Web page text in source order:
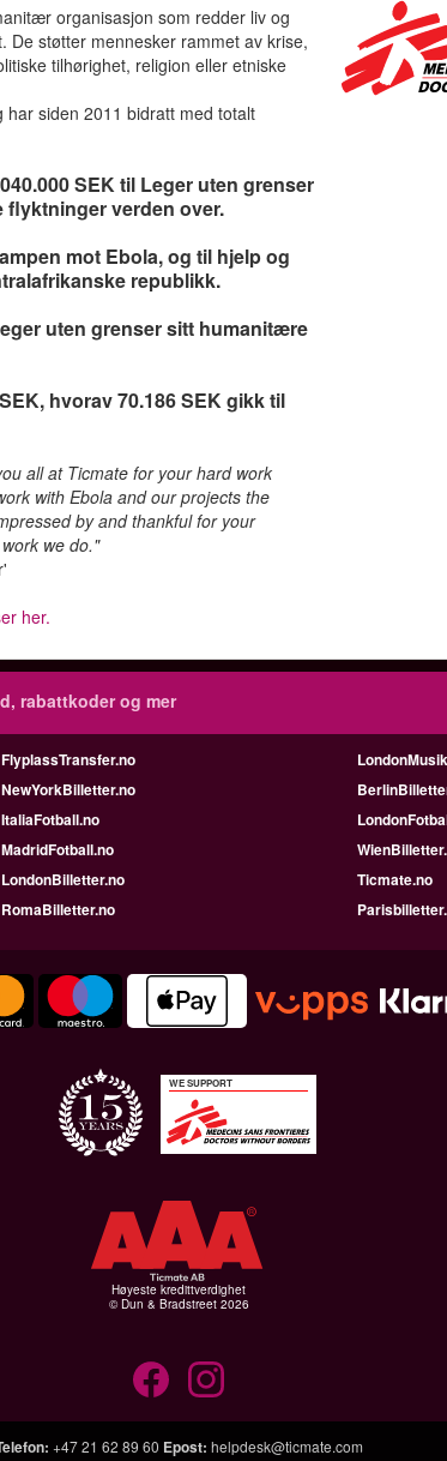
organisasjon som redder liv og
De støtter mennesker rammet av krise,
tilhørighet, religion eller etniske
siden 2011 bidratt med totalt
SEK til Leger uten grenser
flyktninger verden over.
mot Ebola, og til hjelp og
republikk.
uten grenser sitt humanitære
hvorav 70.186 SEK gikk til
all at Ticmate for your hard work
with Ebola and our projects the
by and thankful for your
we do."
her.
rabattkoder og mer
FlyplassTransfer.no
NewYorkBilletter.no
ItaliaFotball.no
MadridFotball.no
LondonBilletter.no
Ticmate.no
RomaBilletter.no
WE SUPPORT
Høyeste kredittverdighet
© Dun & Bradstreet 2026
: +47 21 62 89 60 Epost: helpdesk@ticmate.com